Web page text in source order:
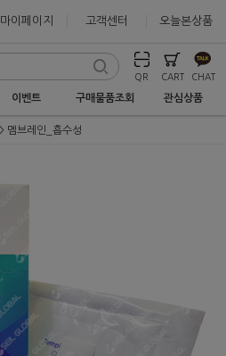
마이페이지 고객센터 오늘본상품
QR CART CHAT
이벤트 구매물품조회 관심상품
멤브레인_흡수성